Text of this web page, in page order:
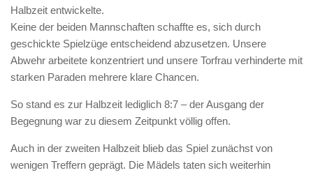
Halbzeit entwickelte.
Keine der beiden Mannschaften schaffte es, sich durch
geschickte Spielzüge entscheidend abzusetzen. Unsere
Abwehr arbeitete konzentriert und unsere Torfrau verhinderte mit
starken Paraden mehrere klare Chancen.
So stand es zur Halbzeit lediglich 8:7 – der Ausgang der
Begegnung war zu diesem Zeitpunkt völlig offen.
Auch in der zweiten Halbzeit blieb das Spiel zunächst von
wenigen Treffern geprägt. Die Mädels taten sich weiterhin